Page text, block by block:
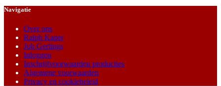
Navigatie
Over ons
Ralph Kaper
Job Gerlings
Inloggen
Inschrijfvoorwaarden producties
Algemene voorwaarden
Privacy en cookiebeleid